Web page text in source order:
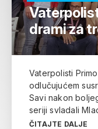
drami za
Vaterpolisti
odlučujućem
Savi nakon
seriji svladali
ČITAJTE DALJE